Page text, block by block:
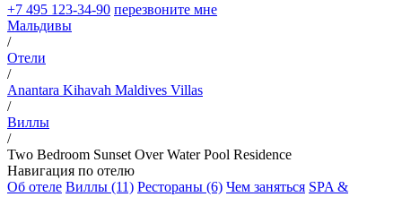
+7 495 123-34-90 перезвоните мне
Мальдивы
/
Отели
/
Anantara Kihavah Maldives Villas
/
Виллы
/
Two Bedroom Sunset Over Water Pool Residence
Навигация по отелю
Об отеле Виллы (11) Рестораны (6) Чем заняться SPA &